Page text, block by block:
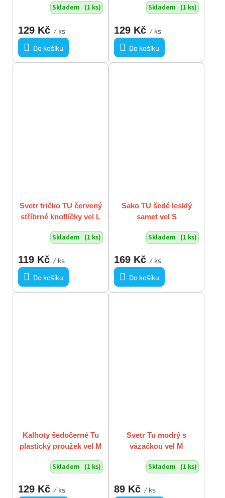
vázačkou vel M
Skladem (1 ks)
129 Kč / ks
Do košíku
Skladem (1 ks)
129 Kč / ks
Do košíku
Svetr tričko TU červený
stříbrné knoflíčky vel L
Skladem (1 ks)
119 Kč / ks
Do košíku
Sako TU šedé lesklý
samet vel S
Skladem (1 ks)
169 Kč / ks
Do košíku
Kalhoty šedočerné Tu
plastický proužek vel M
Skladem (1 ks)
129 Kč / ks
Svetr Tu modrý s
vázačkou vel M
Skladem (1 ks)
89 Kč / ks